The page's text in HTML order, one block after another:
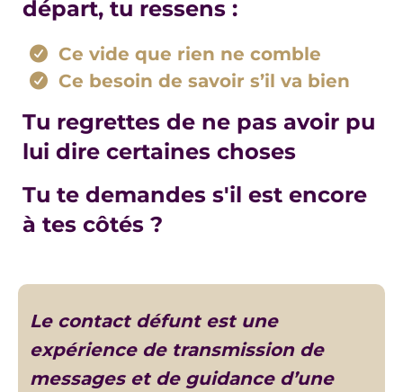
départ, tu ressens :
Ce vide que rien ne comble
Ce besoin de savoir s’il va bien
Tu regrettes de ne pas avoir pu
lui dire certaines choses
Tu te demandes s'il est encore
à tes côtés ?
Le contact défunt est une
expérience de transmission de
messages et de guidance d’une